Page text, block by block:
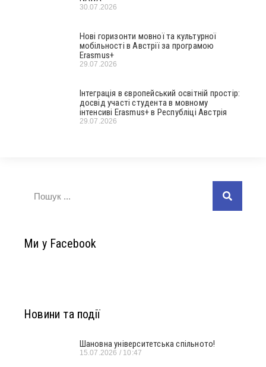
30.07.2026
Нові горизонти мовної та культурної
мобільності в Австрії за програмою
Erasmus+
29.07.2026
Інтеграція в європейський освітній простір:
досвід участі студента в мовному
інтенсиві Erasmus+ в Республіці Австрія
29.07.2026
Ми у Facebook
Новини та події
Шановна університетська спільното!
15.07.2026 10:47